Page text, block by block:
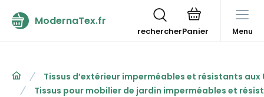
ModernaTex.fr
rechercher Menu
Tissus d’extérieur imperméables et résistants aux
Tissus pour mobilier de jardin imperméables et